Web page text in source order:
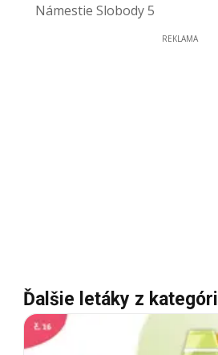
Námestie Slobody 5
REKLAMA
Ďalšie letáky z